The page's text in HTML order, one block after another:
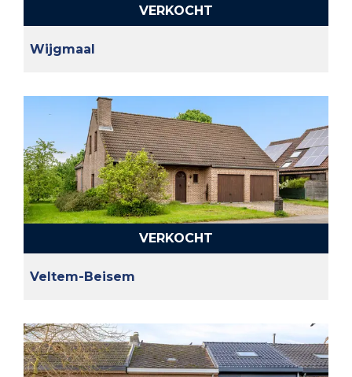
VERKOCHT
Wijgmaal
VERKOCHT
Veltem-Beisem